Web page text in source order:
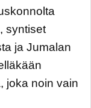
syntiset
ja Jumalan
joka noin vain